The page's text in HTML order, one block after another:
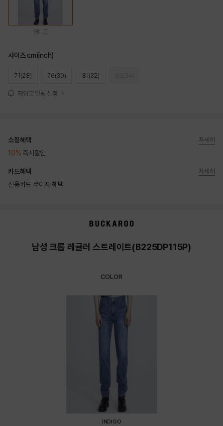
인디고
사이즈 cm(inch)
71(28) 76(30) 81(32)
재입고 알림 신청
쇼핑혜택
10% 즉시할인
자세히
카드혜택
신용카드 무이자 혜택
자세히
남성 크롭 레귤러 스트레이트(B225DP115P)
COLOR
INDIGO